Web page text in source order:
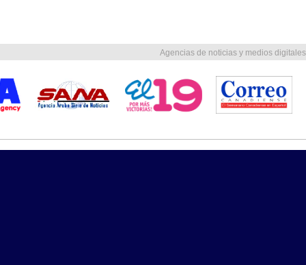
Agencias de noticias y medios digitales